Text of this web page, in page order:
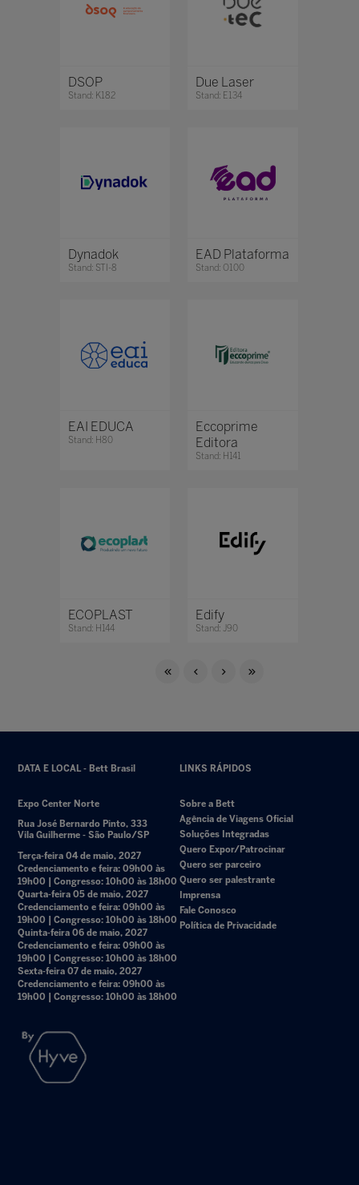
DSOP
Stand: K182
Due Laser
Stand: E134
Dynadok
Stand: STI-8
EAD Plataforma
Stand: O100
EAI EDUCA
Stand: H80
Eccoprime
Editora
Stand: H141
ECOPLAST
Stand: H144
Edify
Stand: J90
DATA E LOCAL - Bett Brasil
Expo Center Norte
Rua José Bernardo Pinto, 333
Vila Guilherme - São Paulo/SP
Terça-feira 04 de maio, 2027
Credenciamento e feira: 09h00 às
19h00 | Congresso: 10h00 às 18h00
Quarta-feira 05 de maio, 2027
Credenciamento e feira: 09h00 às
19h00 | Congresso: 10h00 às 18h00
Quinta-feira 06 de maio, 2027
Credenciamento e feira: 09h00 às
19h00 | Congresso: 10h00 às 18h00
Sexta-feira 07 de maio, 2027
Credenciamento e feira: 09h00 às
19h00 | Congresso: 10h00 às 18h00
LINKS RÁPIDOS
Sobre a Bett
Agência de Viagens Oficial
Soluções Integradas
Quero Expor/Patrocinar
Quero ser parceiro
Quero ser palestrante
Imprensa
Fale Conosco
Política de Privacidade